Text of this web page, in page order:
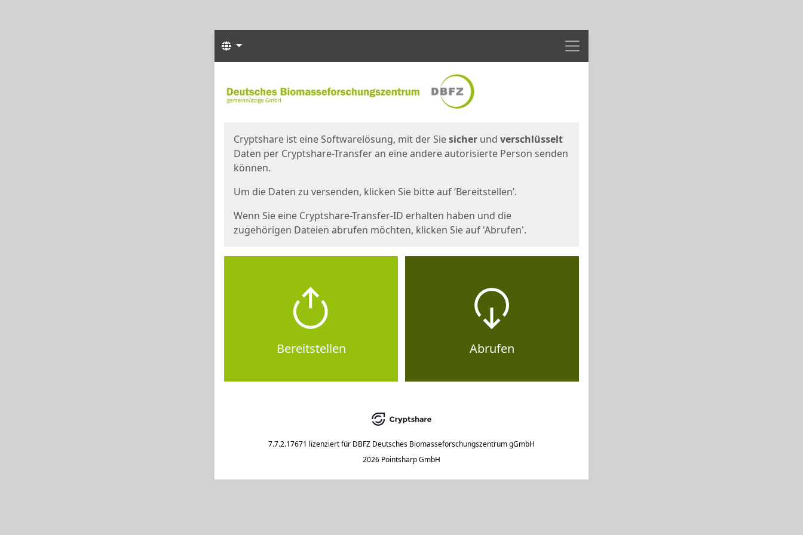
Menü
Sprachen
Cryptshare ist eine Softwarelösung, mit der Siesicher und verschlüsselt
Daten per Cryptshare-Transfer an eine andere autorisierte Person senden
können.
Um die Daten zu versenden, klicken Sie bitte auf ‘Bereitstellen’.
Wenn Sie eine Cryptshare-Transfer-ID erhalten haben und die
zugehörigen Dateien abrufen möchten, klicken Sie auf 'Abrufen'.
Bereitstellen Abrufen
7.7.2.17671 lizenziert für DBFZ Deutsches Biomasseforschungszentrum gGmbH
2026 Pointsharp GmbH